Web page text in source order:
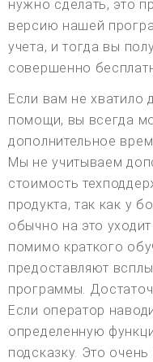
нужно сделать, это
версию нашей
учета, и тогда вы
совершенно
Если вам не хватило
помощи, вы всегда
дополнительное
Мы не учитываем
стоимость
продукта, так как у
обычно на это
помимо краткого
предоставляют
программы.
Если оператор
определенную
подсказку. Это